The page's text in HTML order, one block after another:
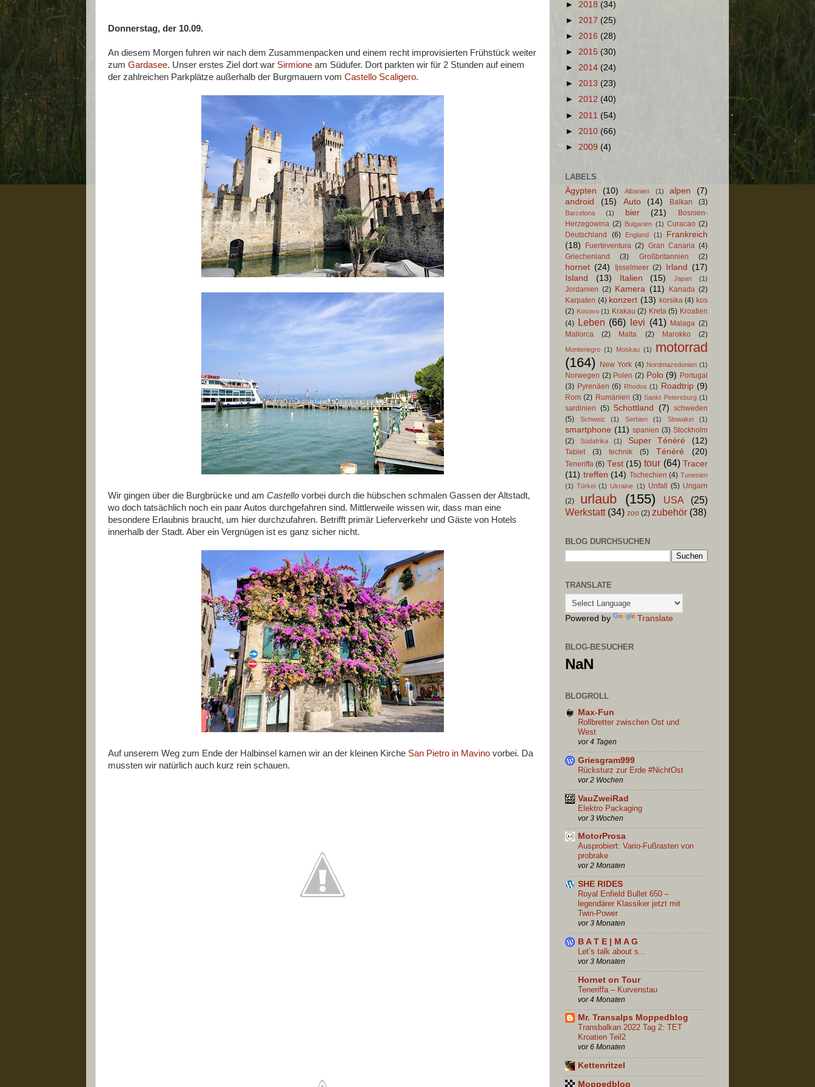
Donnerstag, der 10.09.
An diesem Morgen fuhren wir nach dem Zusammenpacken und einem recht improvisierten Frühstück weiter
zum Gardasee. Unser erstes Ziel dort war Sirmione am Südufer. Dort parkten wir für 2 Stunden auf einem
der zahlreichen Parkplätze außerhalb der Burgmauern vom Castello Scaligero.
Wir gingen über die Burgbrücke und am Castello vorbei durch die hübschen schmalen Gassen der Altstadt,
wo doch tatsächlich noch ein paar Autos durchgefahren sind. Mittlerweile wissen wir, dass man eine
besondere Erlaubnis braucht, um hier durchzufahren. Betrifft primär Lieferverkehr und Gäste von Hotels
innerhalb der Stadt. Aber ein Vergnügen ist es ganz sicher nicht.
Auf unserem Weg zum Ende der Halbinsel kamen wir an der kleinen Kirche San Pietro in Mavino vorbei. Da
mussten wir natürlich auch kurz rein schauen.
► 2018 (34)
► 2017 (25)
► 2016 (28)
► 2015 (30)
► 2014 (24)
► 2013 (23)
► 2012 (40)
► 2011 (54)
► 2010 (66)
► 2009 (4)
LABELS
Ägypten
(10) Albanien (1) alpen
(7)
android
(15) Auto (14) Balkan (3)
Barcelona (1) bier (21)
Bosnien-
Herzegowina (2) Bulgarien (1) Curacao (2)
Deutschland
(6) England (1)
Frankreich
(18)
Fuerteventura (2) Gran Canaria (4)
Griechenland
(3) Großbritannien (2)
hornet (24) Ijsselmeer (2) Irland (17)
Island
(13) Italien (15) Japan (1)
Jordanien (2) Kamera (11) Kanada (2)
Karpaten (4) konzert (13) korsika (4) kos
(2) Kosovo (1) Krakau (2) Kreta (5) Kroatien
(4) Leben (66) levi (41) Malaga (2)
Mallorca
(2) Malta (2) Marokko (2)
Montenegro (1) Moskau (1)
motorrad
(164)
New York (4) Nordmazedonien (1)
Norwegen (2) Polen (2) Polo (9) Portugal
(3) Pyrenäen (6) Rhodos (1) Roadtrip (9)
Rom (2) Rumänien (3) Sankt Petersburg (1)
sardinien (5) Schottland (7) schweden
(5)
Schweiz (1) Serbien (1) Slowakei (1)
smartphone (11) spanien (3) Stockholm
(2)
Südafrika (1) Super Ténéré (12)
Tablet (3) technik (5) Ténéré (20)
Teneriffa (6) Test (15) tour (64) Tracer
(11) treffen (14) Tschechien (4) Tunesien
(1) Türkei (1) Ukraine (1) Unfall (5) Ungarn
(2)
urlaub (155) USA
(25)
Werkstatt (34) zoo (2) zubehör (38)
BLOG DURCHSUCHEN
TRANSLATE
Powered by Translate
BLOG-BESUCHER
NaN
BLOGROLL
Max-Fun
Rollbretter zwischen Ost und
West
vor 4 Tagen
Griesgram999
Rücksturz zur Erde #NichtOst
vor 2 Wochen
VauZweiRad
Elektro Packaging
vor 3 Wochen
MotorProsa
Ausprobiert: Vario-Fußrasten von
probrake
vor 2 Monaten
SHE RIDES
Royal Enfield Bullet 650 –
legendärer Klassiker jetzt mit
Twin-Power
vor 3 Monaten
B A T E | M A G
Let’s talk about s…
vor 3 Monaten
Hornet on Tour
Teneriffa – Kurvenstau
vor 4 Monaten
Mr. Transalps Moppedblog
Transbalkan 2022 Tag 2: TET
Kroatien Teil2
vor 6 Monaten
Kettenritzel
Moppedblog